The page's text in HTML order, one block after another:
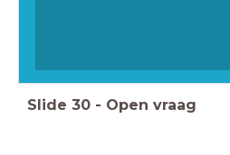
Slide 30 - Open vraag